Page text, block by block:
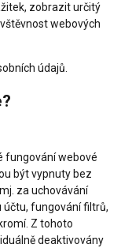
zobrazit určitý
webových
údajů.
fungování webové
být vypnuty bez
za uchovávání
účtu, fungování filtrů,
Z tohoto
deaktivovány